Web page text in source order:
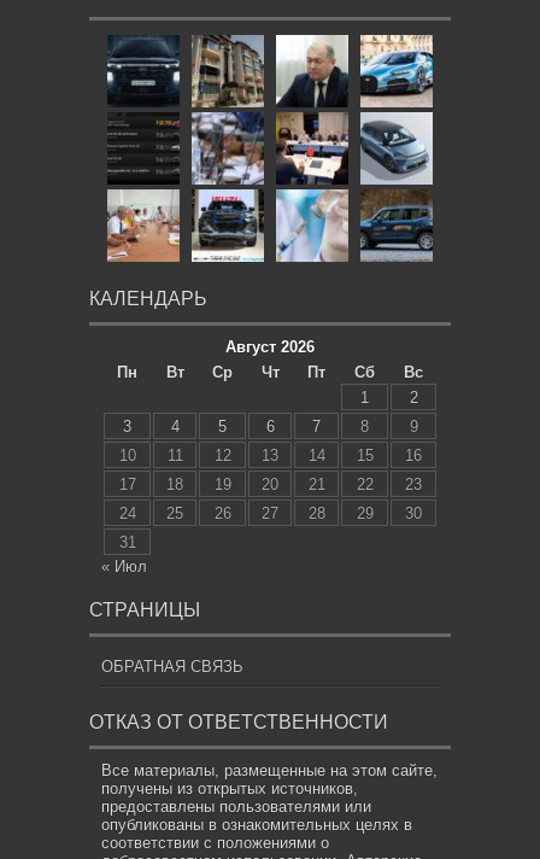
КАЛЕНДАРЬ
Август 2026
Пн
Вт Ср Чт Пт Сб
Вс
1
2
3
4 5 6 7 8
9
10
11 12 13 14 15
16
17
18 19 20 21 22
23
24
25 26 27 28 29
30
31
« Июл
СТРАНИЦЫ
ОБРАТНАЯ СВЯЗЬ
ОТКАЗ ОТ ОТВЕТСТВЕННОСТИ
Все материалы, размещенные на этом сайте,
получены из открытых источников,
предоставлены пользователями или
опубликованы в ознакомительных целях в
соответствии с положениями о